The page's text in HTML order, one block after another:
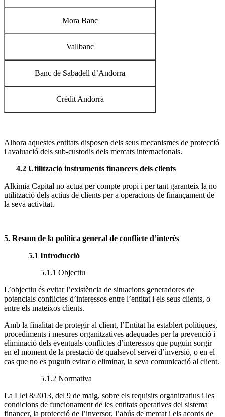
Mora Banc
Vallbanc
Banc de Sabadell d’Andorra
Crèdit Andorrà
Alhora aquestes entitats disposen dels seus mecanismes de protecció
i avaluació dels sub-custodis dels mercats internacionals.
4.2 Utilització instruments financers dels clients
Alkimia Capital no actua per compte propi i per tant garanteix la no
utilització dels actius de clients per a operacions de finançament de
la seva activitat.
5. Resum de la política general de conflicte d’interès
5.1 Introducció
5.1.1 Objectiu
L’objectiu és evitar l’existència de situacions generadores de
potencials conflictes d’interessos entre l’entitat i els seus clients, o
entre els mateixos clients.
Amb la finalitat de protegir al client, l’Entitat ha establert polítiques,
procediments i mesures organitzatives adequades per la prevenció i
eliminació dels eventuals conflictes d’interessos que puguin sorgir
en el moment de la prestació de qualsevol servei d’inversió, o en el
cas que no es puguin evitar o eliminar, la seva comunicació al client.
5.1.2 Normativa
La Llei 8/2013, del 9 de maig, sobre els requisits organitzatius i les
condicions de funcionament de les entitats operatives del sistema
financer, la protecció de l’inversor, l’abús de mercat i els acords de